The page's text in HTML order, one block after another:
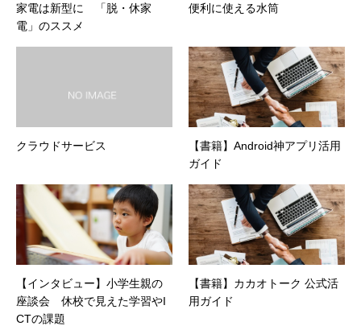
家電は新型に 「脱・休家
電」のススメ
便利に使える水筒
クラウドサービス
【書籍】Android神アプリ活用
ガイド
【インタビュー】小学生親の
座談会 休校で見えた学習やI
CTの課題
【書籍】カカオトーク 公式活
用ガイド